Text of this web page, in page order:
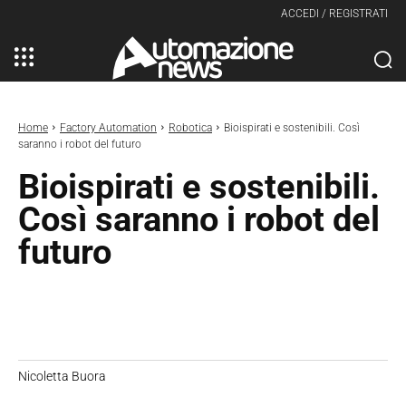
ACCEDI / REGISTRATI
Home Factory Automation Robotica
Bioispirati e sostenibili. Così
saranno i robot del futuro
Bioispirati e sostenibili.
Così saranno i robot del
futuro
Nicoletta Buora